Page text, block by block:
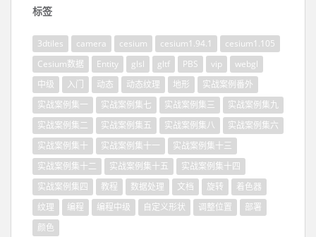
标签
3dtiles camera cesium cesium1.94.1
cesium1.105
Cesium数据
Entity glsl gltf PBS vip
webgl
中级
入门 动态 动态纹理 地形
实战案例番外
实战案例集一
实战案例集七 实战案例集三
实战案例集九
实战案例集二
实战案例集五 实战案例集八
实战案例集六
实战案例集十
实战案例集十一
实战案例集十三
实战案例集十二
实战案例集十五
实战案例集十四
实战案例集四
教程 数据处理 文档 旋转
着色器
纹理
编程 编程中级 自定义形状 调整位置
部署
颜色